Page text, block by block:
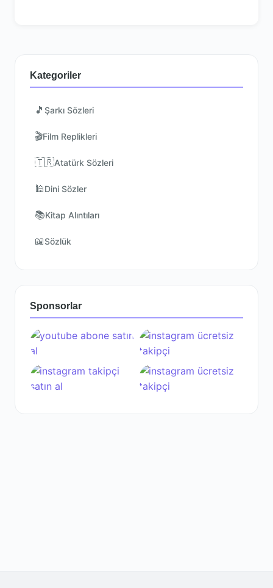
Kategoriler
🎵 Şarkı Sözleri
🎬Film Replikleri
🇹🇷Atatürk Sözleri
🕌Dini Sözler
📚Kitap Alıntıları
📖Sözlük
Sponsorlar